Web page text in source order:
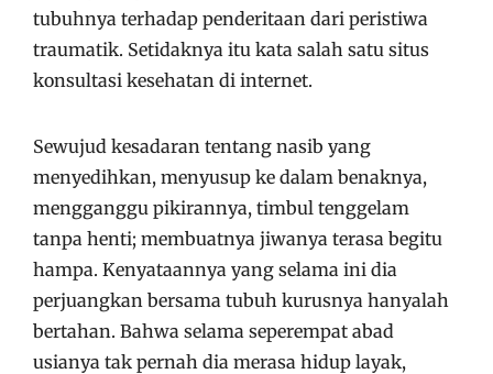
tubuhnya terhadap penderitaan dari peristiwa
traumatik. Setidaknya itu kata salah satu situs
konsultasi kesehatan di internet.
Sewujud kesadaran tentang nasib yang
menyedihkan, menyusup ke dalam benaknya,
mengganggu pikirannya, timbul tenggelam
tanpa henti; membuatnya jiwanya terasa begitu
hampa. Kenyataannya yang selama ini dia
perjuangkan bersama tubuh kurusnya hanyalah
bertahan. Bahwa selama seperempat abad
usianya tak pernah dia merasa hidup layak,